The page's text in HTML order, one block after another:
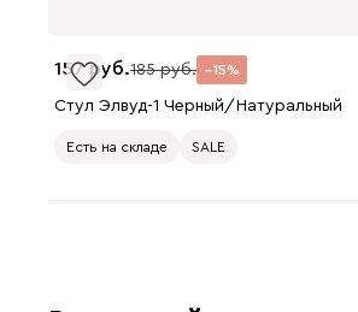
157 185 15
Стул Элвуд-1 Черный/Натуральный
Есть на складе SALE